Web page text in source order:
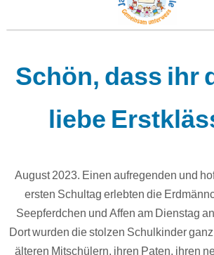
Schön, dass ihr
liebe
August 2023. Einen aufregenden und
ersten Schultag erlebten die
Seepferdchen und Affen am Dienstag
Dort wurden die stolzen Schulkinder
älteren Mitschülern, ihren Paten, ihren